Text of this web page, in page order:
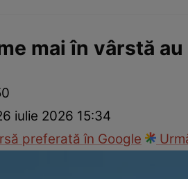
răspund
mai în vârstă
iulie 2026 15:34
preferată în Google